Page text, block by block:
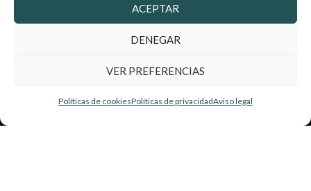
ACEPTAR
DENEGAR
VER PREFERENCIAS
Políticas de cookiesPolíticas de privacidadAviso legal
Contacto